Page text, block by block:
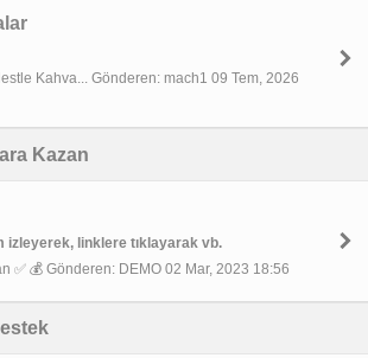
Kahva... Gönderen: mach1 09 Tem, 2026
Kazan
izleyerek, linklere tıklayarak vb.
✅ 💰 Gönderen: DEMO 02 Mar, 2023 18:56